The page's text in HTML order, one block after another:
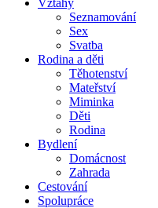
Vztahy
Seznamování
Sex
Svatba
Rodina a děti
Těhotenství
Mateřství
Miminka
Děti
Rodina
Bydlení
Domácnost
Zahrada
Cestování
Spolupráce